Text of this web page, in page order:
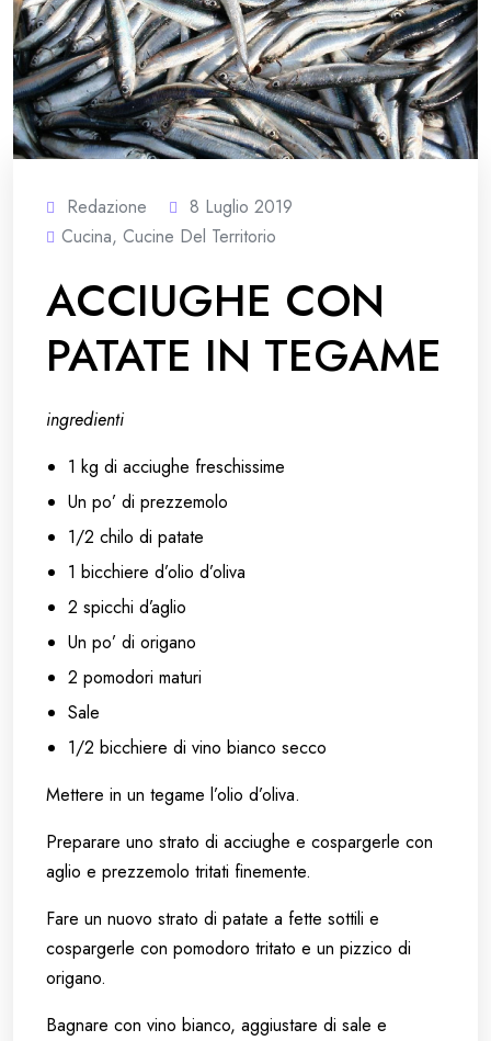
Redazione
8 Luglio 2019
Cucina, Cucine Del Territorio
ACCIUGHE CON
PATATE IN TEGAME
ingredienti
1 kg di acciughe freschissime
Un po’ di prezzemolo
1/2 chilo di patate
1 bicchiere d’olio d’oliva
2 spicchi d’aglio
Un po’ di origano
2 pomodori maturi
Sale
1/2 bicchiere di vino bianco secco
Mettere in un tegame l’olio d’oliva.
Preparare uno strato di acciughe e cospargerle con
aglio e prezzemolo tritati finemente.
Fare un nuovo strato di patate a fette sottili e
cospargerle con pomodoro tritato e un pizzico di
origano.
Bagnare con vino bianco, aggiustare di sale e